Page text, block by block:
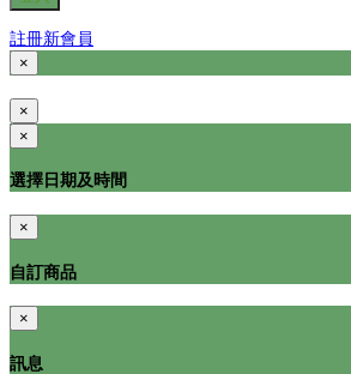
註冊新會員
×
×
×
選擇日期及時間
×
自訂商品
×
訊息